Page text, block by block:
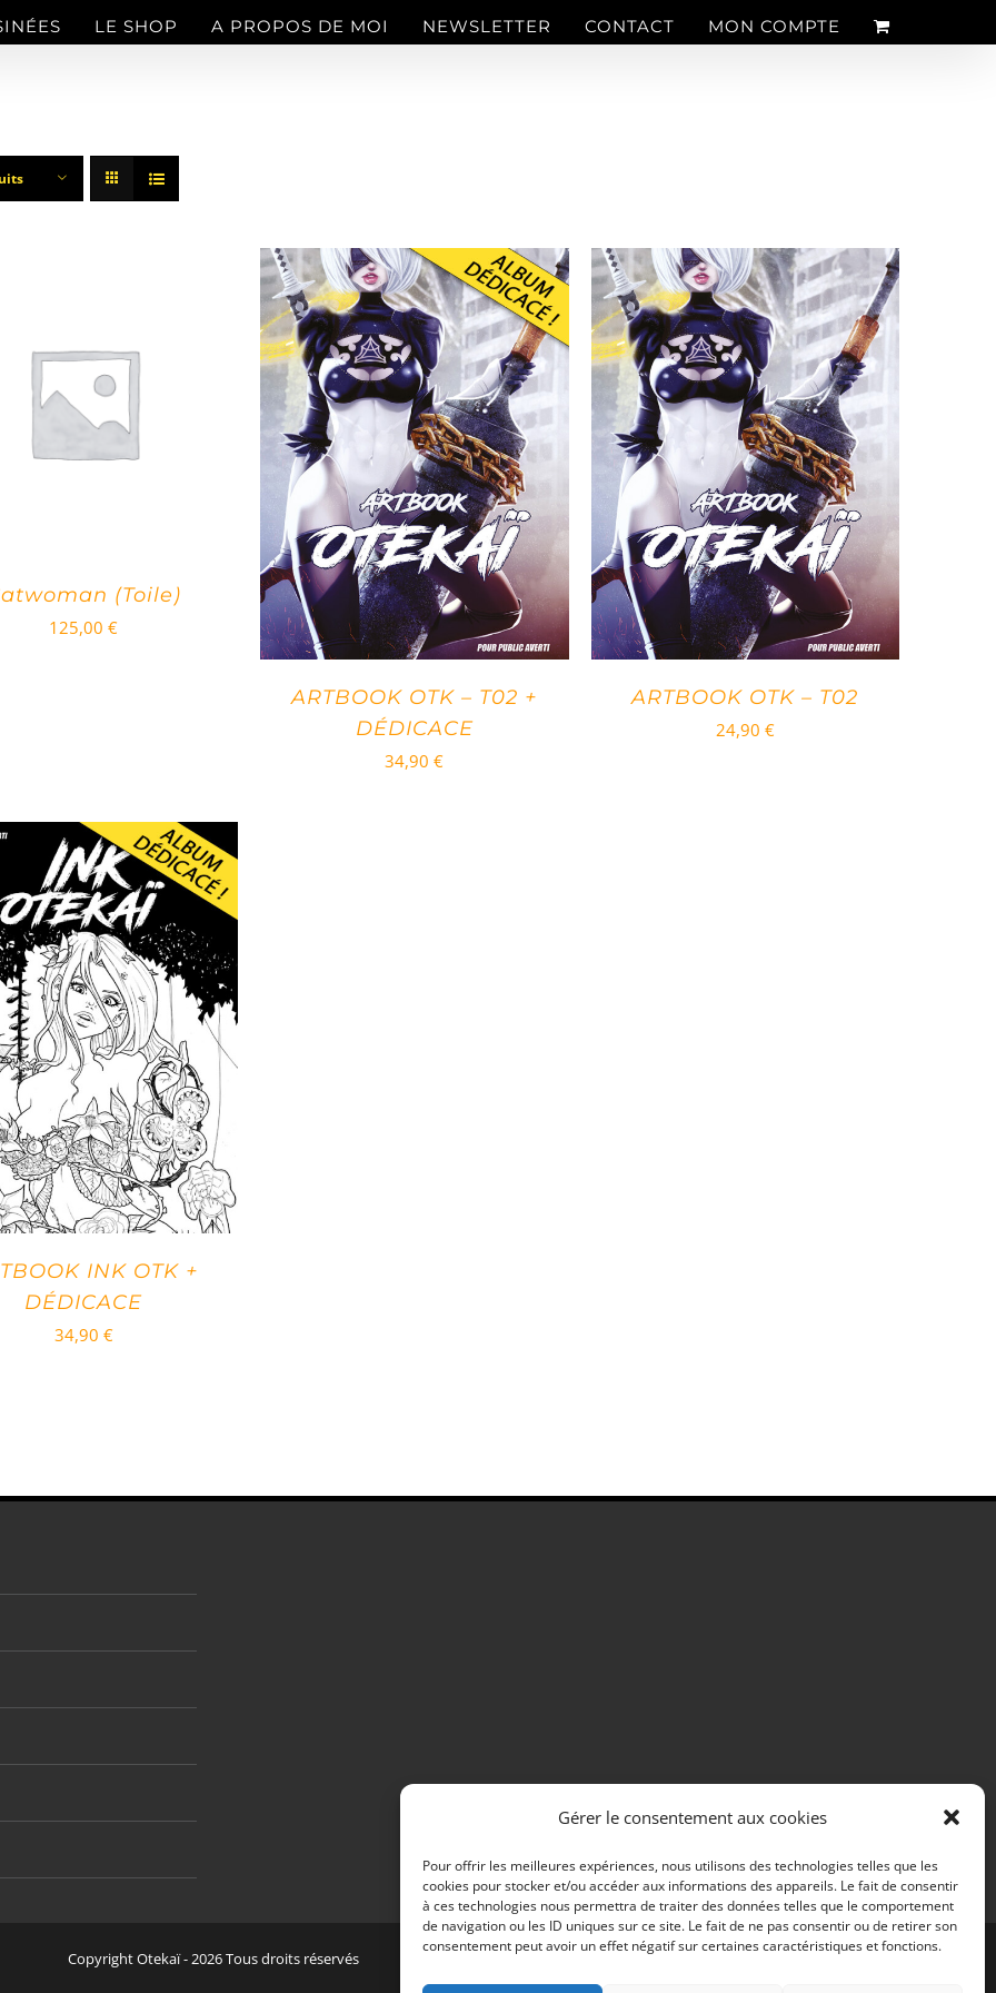
Gérer le consentement aux cookies
Pour offrir les meilleures expériences, nous utilisons des technologies telles que les
cookies pour stocker et/ou accéder aux informations des appareils. Le fait de consentir
à ces technologies nous permettra de traiter des données telles que le comportement
de navigation ou les ID uniques sur ce site. Le fait de ne pas consentir ou de retirer son
consentement peut avoir un effet négatif sur certaines caractéristiques et fonctions.
LE SHOP A PROPOS DE MOI NEWSLETTER CONTACT MON COMPTE
(Toile)
125,00€
ARTBOOK OTK – T02 +
DÉDICACE
34,90€
ARTBOOK OTK – T02
24,90 €
INK OTK +
DÉDICACE
34,90 €
Copyright Otekaï -2026 Tous droits réservés